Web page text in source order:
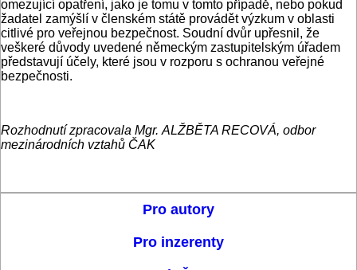
omezující opatření, jako je tomu v tomto případě, nebo pokud
žadatel zamýšlí v členském státě provádět výzkum v oblasti
citlivé pro veřejnou bezpečnost. Soudní dvůr upřesnil, že
veškeré důvody uvedené německým zastupitelským úřadem
představují účely, které jsou v rozporu s ochranou veřejné
bezpečnosti.
Rozhodnutí zpracovala Mgr. ALŽBĚTA RECOVÁ, odbor
mezinárodních vztahů ČAK
Pro autory
Pro inzerenty